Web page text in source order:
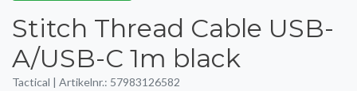
Stitch Thread Cable USB-
A/USB-C 1m black
Tactical | Artikelnr.: 57983126582